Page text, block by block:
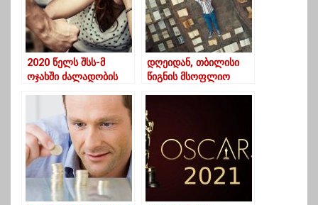
2020 წელს შსს-მ
ოჯახში ძალადობის
გამოავლინა,
საიდანაც 7573 ქალია
დღეიდან, თბილისი
წიგნის მსოფლიო